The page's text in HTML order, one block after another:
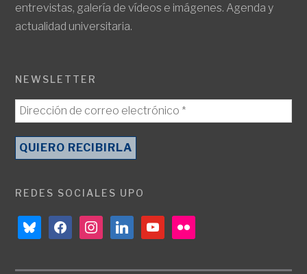
entrevistas, galería de vídeos e imágenes. Agenda y
actualidad universitaria.
NEWSLETTER
REDES SOCIALES UPO
blueskyfacebookinstagramlinkedinyoutubeflickr